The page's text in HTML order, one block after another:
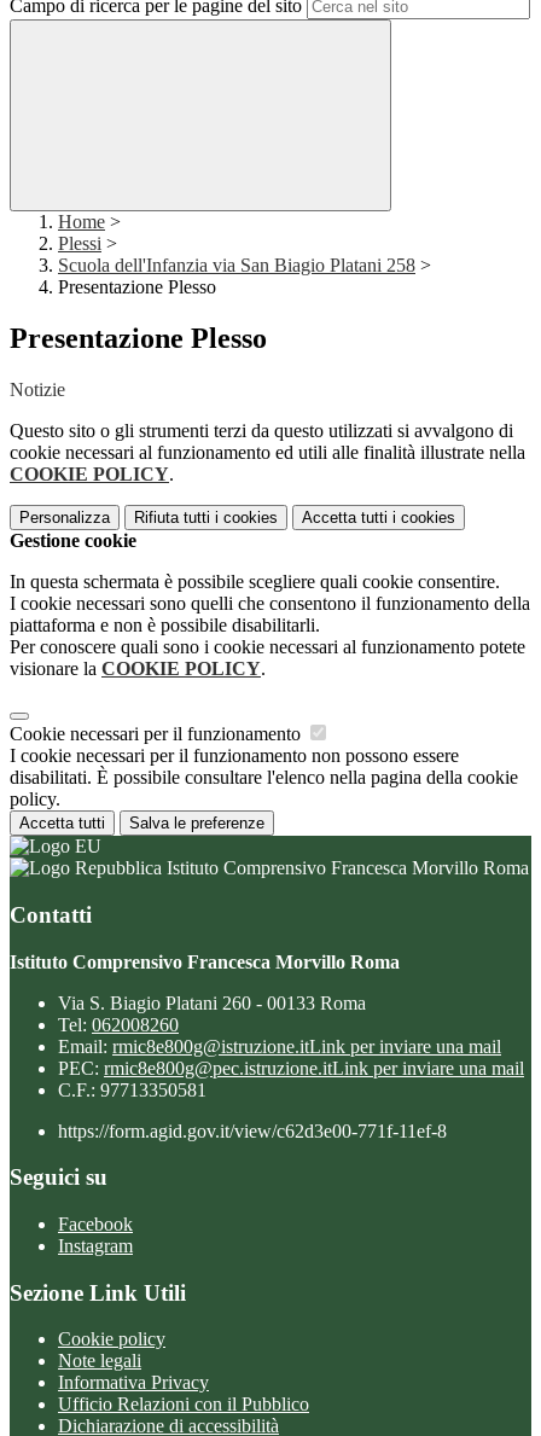
Campo di ricerca per le pagine del sito
Home >
Plessi >
Scuola dell'Infanzia via San Biagio Platani 258 >
Presentazione Plesso
Presentazione Plesso
Notizie
Questo sito o gli strumenti terzi da questo utilizzati si avvalgono di
cookie necessari al funzionamento ed utili alle finalità illustrate nella
COOKIE POLICY.
Personalizza Rifiuta tutti i cookies Accetta tutti i cookies
Gestione cookie
In questa schermata è possibile scegliere quali cookie consentire.
I cookie necessari sono quelli che consentono il funzionamento della
piattaforma e non è possibile disabilitarli.
Per conoscere quali sono i cookie necessari al funzionamento potete
visionare la COOKIE POLICY.
Cookie necessari per il funzionamento
I cookie necessari per il funzionamento non possono essere
disabilitati. È possibile consultare l'elenco nella pagina della cookie
policy.
Accetta tutti Salva le preferenze
Istituto Comprensivo Francesca Morvillo Roma
Contatti
Istituto Comprensivo Francesca Morvillo Roma
Via S. Biagio Platani 260 - 00133 Roma
Tel: 062008260
Email: rmic8e800g@istruzione.itLink per inviare una mail
PEC: rmic8e800g@pec.istruzione.itLink per inviare una mail
C.F.: 97713350581
https://form.agid.gov.it/view/c62d3e00-771f-11ef-8
Seguici su
Facebook
Instagram
Sezione Link Utili
Cookie policy
Note legali
Informativa Privacy
Ufficio Relazioni con il Pubblico
Dichiarazione di accessibilità